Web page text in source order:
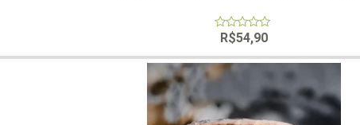
of
5
R$54,90